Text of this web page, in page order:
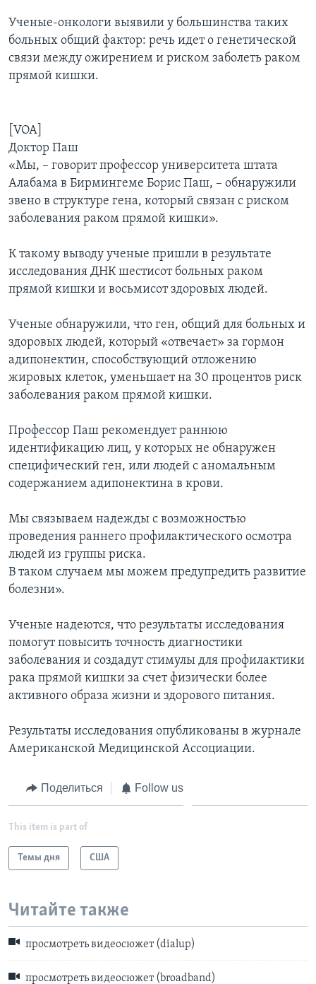
Ученые-онкологи выявили у большинства таких
больных общий фактор: речь идет о генетической
связи между ожирением и риском заболеть раком
прямой кишки.
[VOA]
Доктор Паш
«Мы, – говорит профессор университета штата
Алабама в Бирмингеме Борис Паш, – обнаружили
звено в структуре гена, который связан с риском
заболевания раком прямой кишки».
К такому выводу ученые пришли в результате
исследования ДНК шестисот больных раком
прямой кишки и восьмисот здоровых людей.
Ученые обнаружили, что ген, общий для больных и
здоровых людей, который «отвечает» за гормон
адипонектин, способствующий отложению
жировых клеток, уменьшает на 30 процентов риск
заболевания раком прямой кишки.
Профессор Паш рекомендует раннюю
идентификацию лиц, у которых не обнаружен
специфический ген, или людей с аномальным
содержанием адипонектина в крови.
Мы связываем надежды с возможностью
проведения раннего профилактического осмотра
людей из группы риска.
В таком случаем мы можем предупредить развитие
болезни».
Ученые надеются, что результаты исследования
помогут повысить точность диагностики
заболевания и создадут стимулы для профилактики
рака прямой кишки за счет физически более
активного образа жизни и здорового питания.
Результаты исследования опубликованы в журнале
Американской Медицинской Ассоциации.
Поделиться Follow us
This item is part of
Темы дня США
Читайте также
просмотреть видеосюжет (dialup)
просмотреть видеосюжет (broadband)